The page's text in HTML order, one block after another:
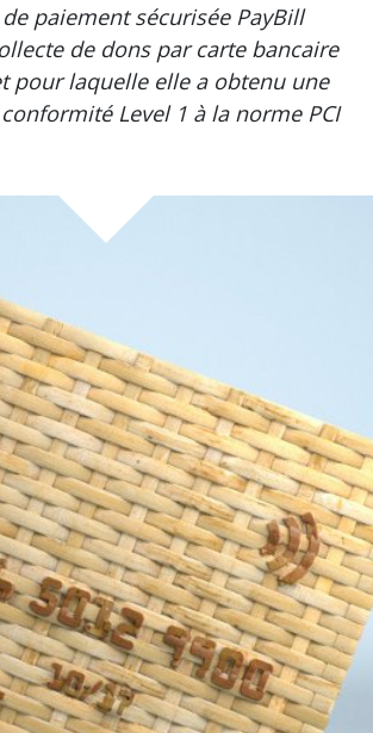
paiement sécurisée PayBill
de dons par carte bancaire
pour laquelle elle a obtenu une
Level 1 à la norme PCI